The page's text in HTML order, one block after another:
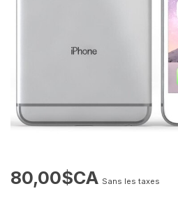
80,00$CA Sans les taxes